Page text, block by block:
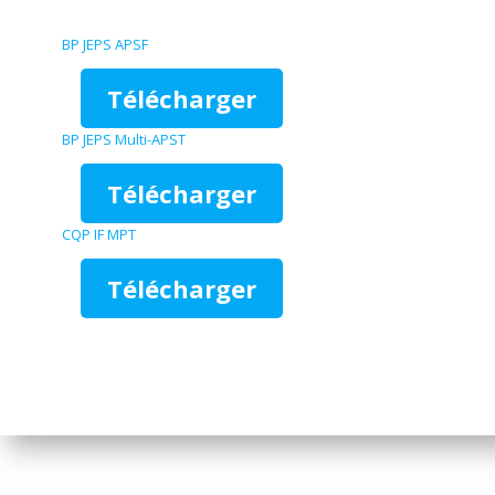
BP JEPS APSF
Télécharger
BP JEPS Multi-APST
Télécharger
CQP IF MPT
Télécharger